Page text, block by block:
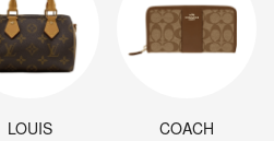
LOUIS
COACH